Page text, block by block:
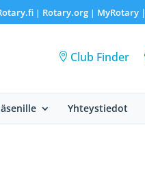
| Rotary.org| MyRotary |
Club Finder
Yhteystiedot